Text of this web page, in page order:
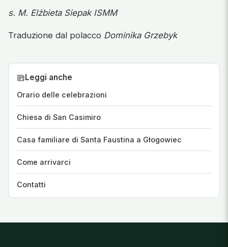
s. M. Elżbieta Siepak ISMM
Traduzione dal polacco Dominika Grzebyk
Leggi anche
Orario delle celebrazioni
Chiesa di San Casimiro
Casa familiare di Santa Faustina a Głogowiec
Come arrivarci
Contatti